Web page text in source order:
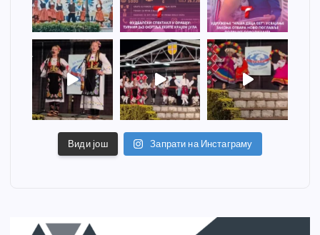
Види још Запрати на Инстаграму